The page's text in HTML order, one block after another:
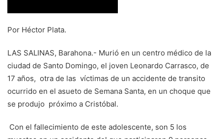
Por Héctor Plata.
LAS SALINAS, Barahona.- Murió en un centro médico de la
ciudad de Santo Domingo, el joven Leonardo Carrasco, de
17 años, otra de las víctimas de un accidente de transito
ocurrido en el asueto de Semana Santa, en un choque que
se produjo próximo a Cristóbal.
Con el fallecimiento de este adolescente, son 5 los